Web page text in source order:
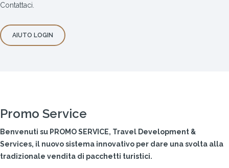
Contattaci.
AIUTO LOGIN
Promo Service
Benvenuti su PROMO SERVICE, Travel Development &
Services, il nuovo sistema innovativo per dare una svolta alla
tradizionale vendita di pacchetti turistici.